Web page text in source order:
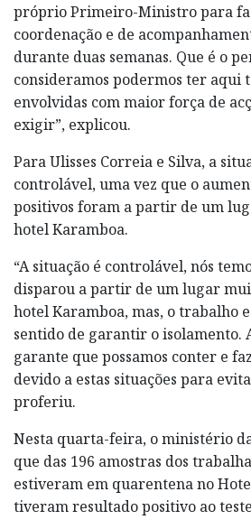
próprio Primeiro-Ministro para
coordenação e de
durante duas semanas. Que é o
consideramos podermos ter aqui
envolvidas com maior força de
exigir”, explicou.
Para Ulisses Correia e Silva, a
controlável, uma vez que o
positivos foram a partir de um
hotel Karamboa.
“A situação é controlável, nós
disparou a partir de um lugar
hotel Karamboa, mas, o trabalho
sentido de garantir o isolamento.
garante que possamos conter e
devido a estas situações para
proferiu.
Nesta quarta-feira, o ministério
que das 196 amostras dos
estiveram em quarentena no
tiveram resultado positivo ao